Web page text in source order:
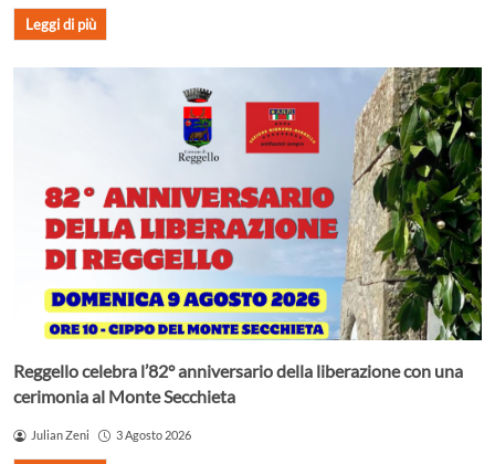
Leggi di più
Reggello celebra l’82° anniversario della liberazione con una
cerimonia al Monte Secchieta
Julian Zeni 3 Agosto 2026